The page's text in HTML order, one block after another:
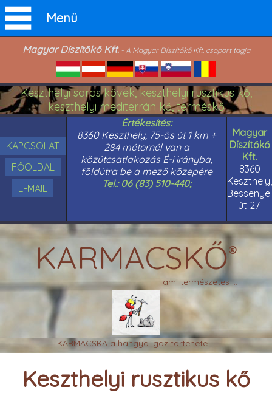
Magyar Díszítőkő Kft.- A Magyar Díszítőkő Kft. csoport tagja
Keszthelyi soros kövek, keszthelyi rusztikus kő,
keszthelyi mediterrán kő, terméskő
KAPCSOLAT
FŐOLDAL
E-MAIL
Értékesítés:
8360 Keszthely, 75-ös út 1 km +
284 méternél van a
közútcsatlakozás É-i irányba,
földútra be a mező közepére
Tel.: 06 (83) 510-440;
Magyar
Díszítőkő
Kft.
8360
Keszthely,
Bessenyei
út 27.
KARMACSKŐ®
ami természetes ...
KARMACSKA a hangya igaz története ...
Menü
Keszthelyi rusztikus kő